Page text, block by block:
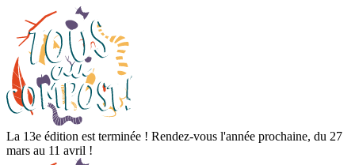
La 13e édition est terminée ! Rendez-vous l'année prochaine, du 27
mars au 11 avril !